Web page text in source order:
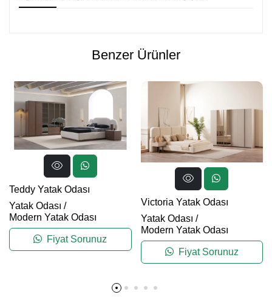
Benzer Ürünler
Teddy Yatak Odası
Yatak Odası /
Modern Yatak Odası
Fiyat Sorunuz
Victoria Yatak Odası
Yatak Odası /
Modern Yatak Odası
Fiyat Sorunuz